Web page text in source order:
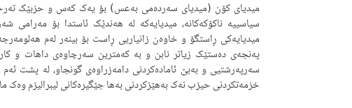
میدیای کۆن (میدیای سەردەمی بەعس) بۆ یەک کەس و حزبێک
سیاسییە ناکۆکەکانە، میدیایەکە لە هەندێک ئاستدا بۆ مەرامی
میدیایەکی ڕاستگۆ و خاوەن زانیاریی ڕاست بۆ بینەر لەم
پەنجەی دەستێک زیاتر نابن و بە کەمترین سەرچاوەی داهات و
سەرپەرشتیی و بەبێ ئامادەکردنی دامەزراوەی گونجاو، لە پشت ئەم
خزمەتکردنی حیزب نەک بەهێزکردنی بەها جێگیرەکانی لیبرالیزم وەک